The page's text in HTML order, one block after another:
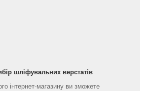
шліфувальних верстатів
інтернет-магазину ви зможете